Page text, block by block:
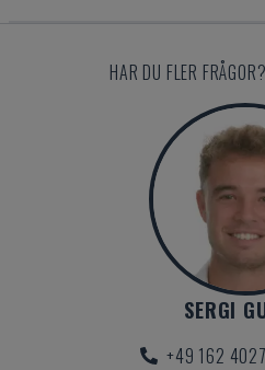
HAR DU FLER
SERGI
+49 162